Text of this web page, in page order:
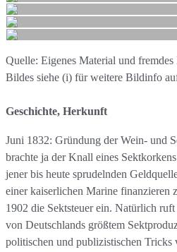
Quelle: Eigenes Material und
Bildes siehe (i) für weitere Bildinfo
Geschichte, Herkunft
Juni 1832: Gründung der Wein- und
brachte ja der Knall eines
jener bis heute sprudelnden
einer kaiserlichen Marine finanzieren
1902 die Sektsteuer ein. Natürlich
von Deutschlands größtem
politischen und publizistischen